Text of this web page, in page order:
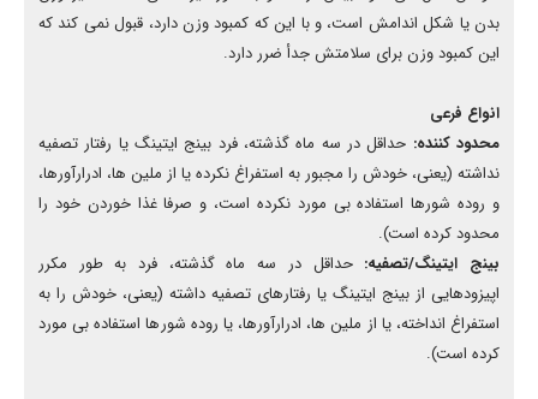
بدن یا شکل اندامش است، و با این که کمبود وزن دارد، قبول نمی کند که
این کمبود وزن برای سلامتش جدأ ضرر دارد.
انواع فرعی
محدود کننده: حداقل در سه ماه گذشته، فرد بینج ایتینگ یا رفتار تصفیه
نداشته (یعنی، خودش را مجبور به استفراغ نکرده یا از ملین ها، ادرارآورها،
و روده شورها استفاده بی مورد نکرده است، و صرفا غذا خوردن خود را
محدود کرده است).
بينج ایتینگ/تصفیه: حداقل در سه ماه گذشته، فرد به طور مکرر
اپیزودهایی از بینج ایتینگ یا رفتارهای تصفیه داشته (یعنی، خودش را به
استفراغ انداخته، یا از ملین ها، ادرارآورها، یا روده شورها استفاده بی مورد
کرده است).